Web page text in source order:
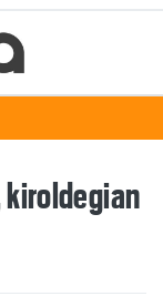
kiroldegian